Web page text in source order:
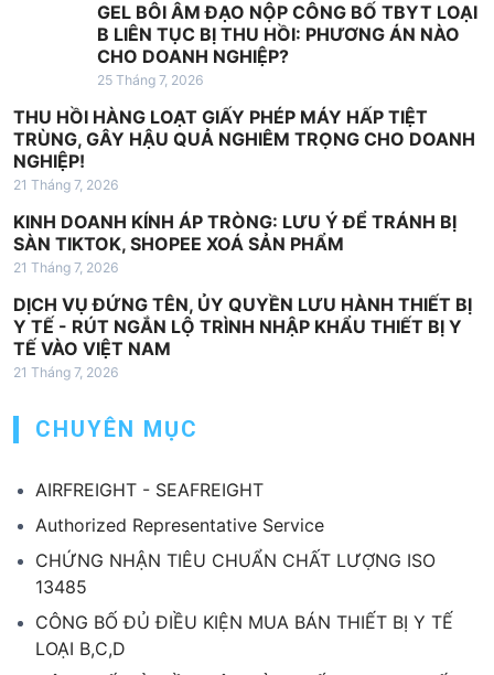
GEL BÔI ÂM ĐẠO NỘP CÔNG BỐ TBYT LOẠI
B LIÊN TỤC BỊ THU HỒI: PHƯƠNG ÁN NÀO
CHO DOANH NGHIỆP?
25 Tháng 7, 2026
THU HỒI HÀNG LOẠT GIẤY PHÉP MÁY HẤP TIỆT
TRÙNG, GÂY HẬU QUẢ NGHIÊM TRỌNG CHO DOANH
NGHIỆP!
21 Tháng 7, 2026
KINH DOANH KÍNH ÁP TRÒNG: LƯU Ý ĐỂ TRÁNH BỊ
SÀN TIKTOK, SHOPEE XOÁ SẢN PHẨM
21 Tháng 7, 2026
DỊCH VỤ ĐỨNG TÊN, ỦY QUYỀN LƯU HÀNH THIẾT BỊ
Y TẾ - RÚT NGẮN LỘ TRÌNH NHẬP KHẨU THIẾT BỊ Y
TẾ VÀO VIỆT NAM
21 Tháng 7, 2026
CHUYÊN MỤC
AIRFREIGHT - SEAFREIGHT
Authorized Representative Service
CHỨNG NHẬN TIÊU CHUẨN CHẤT LƯỢNG ISO
13485
CÔNG BỐ ĐỦ ĐIỀU KIỆN MUA BÁN THIẾT BỊ Y TẾ
LOẠI B,C,D